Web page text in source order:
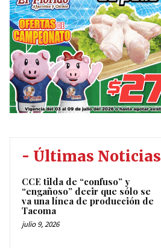
- Últimas Noticias
CCE tilda de “confuso” y
“engañoso” decir que sólo se
va una línea de producción de
Tacoma
julio 9, 2026